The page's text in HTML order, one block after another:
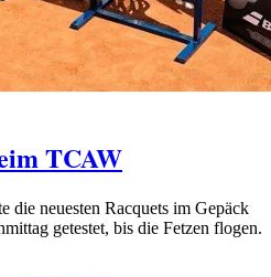
TCAW
die neuesten Racquets im Gepäck
getestet, bis die Fetzen flogen.